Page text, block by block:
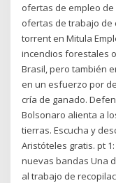
ofertas de empleo
ofertas de trabajo de
torrent en Mitula
incendios forestales
Brasil, pero también
en un esfuerzo por
cría de ganado.
Bolsonaro alienta a
tierras. Escucha y
Aristóteles gratis. pt
nuevas bandas Una
al trabajo de